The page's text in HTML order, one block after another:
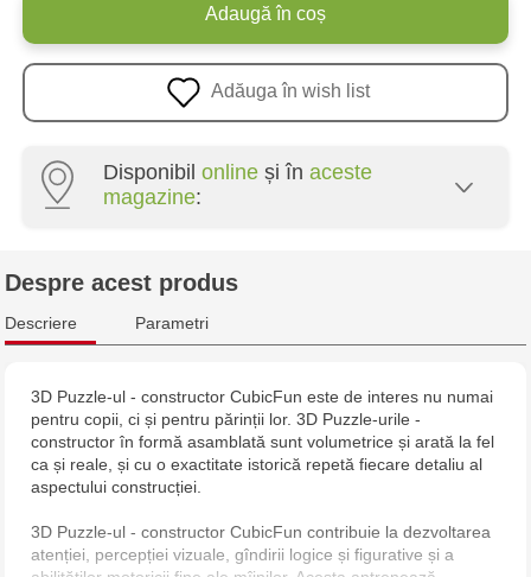
Adaugă în coș
Adăuga în wish list
Disponibil online și în aceste
magazine:
Jucarenia Ciocana - bd.Mircea cel Bătrân, 39
Despre acest produs
Descriere Parametri
3D Puzzle-ul - constructor CubicFun este de interes nu numai
pentru copii, ci și pentru părinții lor. 3D Puzzle-urile -
constructor în formă asamblată sunt volumetrice și arată la fel
ca și reale, și cu o exactitate istorică repetă fiecare detaliu al
aspectului construcției.
3D Puzzle-ul - constructor CubicFun contribuie la dezvoltarea
atenției, percepției vizuale, gîndirii logice și figurative și a